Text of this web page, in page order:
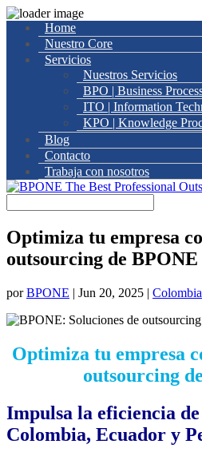
Home
Nuestro Core
Servicios
Nuestros Servicios
BPO | Business
ITO | Information
KPO | Knowledge
Blog
Contacto
Trabaja con nosotros
Optimiza tu empresa
outsourcing de BPONE
porBPONE | Jun 20, 2025 | Colombia
Optimiza tu empresa
outsourcing
Impulsa la eficiencia
Colombia, Ecuador y